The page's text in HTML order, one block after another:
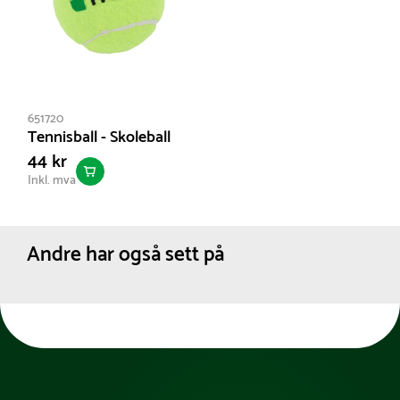
651720
Tennisball - Skoleball
44 kr
Inkl. mva
Andre har også sett på